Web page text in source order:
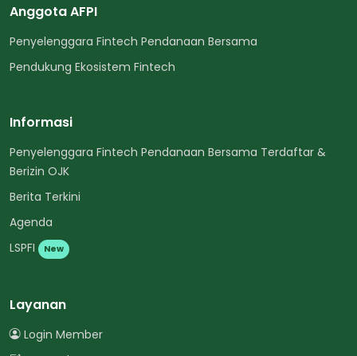
Anggota AFPI
Penyelenggara Fintech Pendanaan Bersama
Pendukung Ekosistem Fintech
Informasi
Penyelenggara Fintech Pendanaan Bersama Terdaftar &
Berizin OJK
Berita Terkini
Agenda
LSPFI
New
Layanan
Login Member